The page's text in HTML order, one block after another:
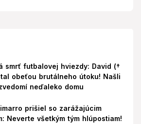
smrť futbalovej hviezdy: David (†
obeťou brutálneho útoku! Našli
neďaleko domu
prišiel so zarážajúcim
Neverte všetkým tým hlúpostiam!